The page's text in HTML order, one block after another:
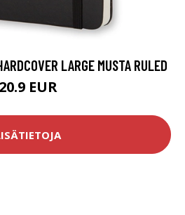
LARGE MUSTA RULED
20.9 EUR